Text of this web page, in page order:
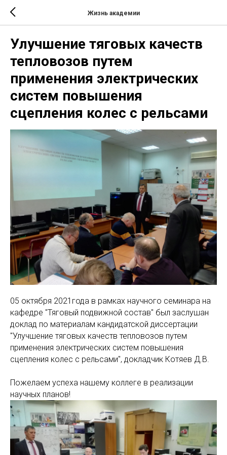
Жизнь академии
Улучшение тяговых качеств
тепловозов путем
применения электрических
систем повышения
сцепления колес с рельсами
05 октября 2021года в рамках научного семинара на
кафедре "Тяговый подвижной состав" был заслушан
доклад по материалам кандидатской диссертации
"Улучшение тяговых качеств тепловозов путем
применения электрических систем повышения
сцепления колес с рельсами", докладчик Котяев Д.В.
Пожелаем успеха нашему коллеге в реализации
научных планов!